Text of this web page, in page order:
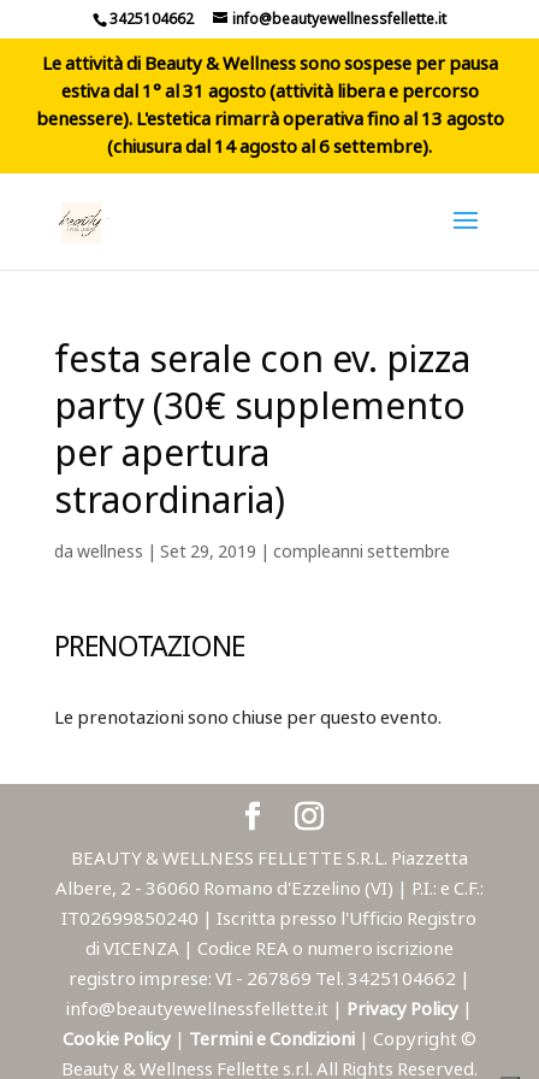
3425104662 info@beautyewellnessfellette.it
Le attività di Beauty & Wellness sono sospese per pausa
estiva dal 1° al 31 agosto (attività libera e percorso
benessere). L'estetica rimarrà operativa fino al 13 agosto
(chiusura dal 14 agosto al 6 settembre).
festa serale con ev. pizza
party (30€ supplemento
per apertura
straordinaria)
dawellness | Set 29, 2019 | compleanni settembre
PRENOTAZIONE
Le prenotazioni sono chiuse per questo evento.
BEAUTY & WELLNESS FELLETTE S.R.L. Piazzetta
Albere, 2 - 36060 Romano d'Ezzelino (VI) | P.I.: e C.F.:
IT02699850240 | Iscritta presso l'Ufficio Registro
di VICENZA | Codice REA o numero iscrizione
registro imprese: VI - 267869 Tel. 3425104662 |
info@beautyewellnessfellette.it | Privacy Policy |
Cookie Policy | Termini e Condizioni | Copyright ©
Beauty & Wellness Fellette s.r.l. All Rights Reserved.